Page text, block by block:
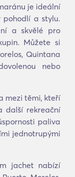
je ideální
a stylu.
a skvělé pro
Můžete si
Quintana
nebo
mezi těmi, kteří
další rekreační
paliva
jednotrupými
jachet nabízí